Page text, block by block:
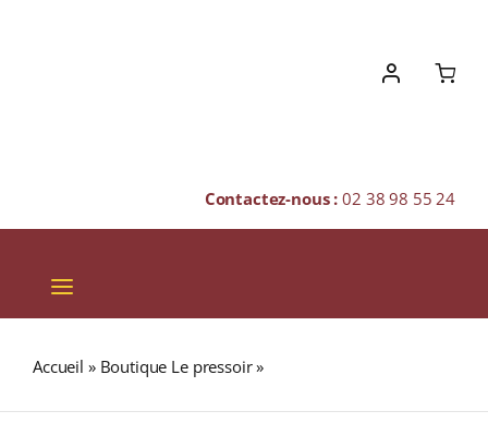
Contactez-nous :02 38 98 55 24
Toggle
Navigation
Accueil » Boutique Le pressoir»